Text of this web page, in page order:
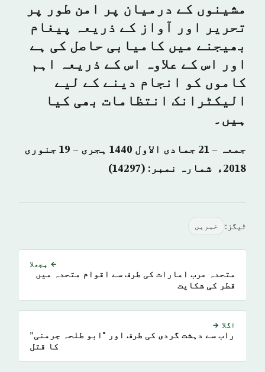
مشینوں کے درمیان پر امن طور پر
تحریر اور آواز کے ذریعہ پیغام
بھیجنے میں کامیابی حاصل کی ہے
اور اس کے علاوہ اس کے ذریعہ اہم
کاموں کو انجام دینے کے لیے
الیکٹرانک انتظامات بھی کیا
ہیں۔
جمعہ – 21 جمادی الاول 1440 ہجری – 19 جنوری
2018ء شمارہ نمبر: (14297)
ٹیگز: خبريں
← پچھلا
متحدہ عرب امارات کی طرف سے اقوام متحدہ میں
قطر کی شکایت
اگلا →
راب سے دہشت گردی کی طرف اور "ابو طلحہ جرمنی”
کا قتل